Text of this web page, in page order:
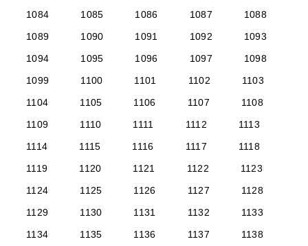
1084
1085 1086 1087
1088
1089
1090 1091 1092
1093
1094
1095 1096 1097
1098
1099
1100 1101 1102
1103
1104
1105 1106 1107
1108
1109
1110 1111 1112
1113
1114
1115 1116 1117
1118
1119
1120 1121 1122
1123
1124
1125 1126 1127
1128
1129
1130 1131 1132
1133
1134
1135 1136 1137
1138